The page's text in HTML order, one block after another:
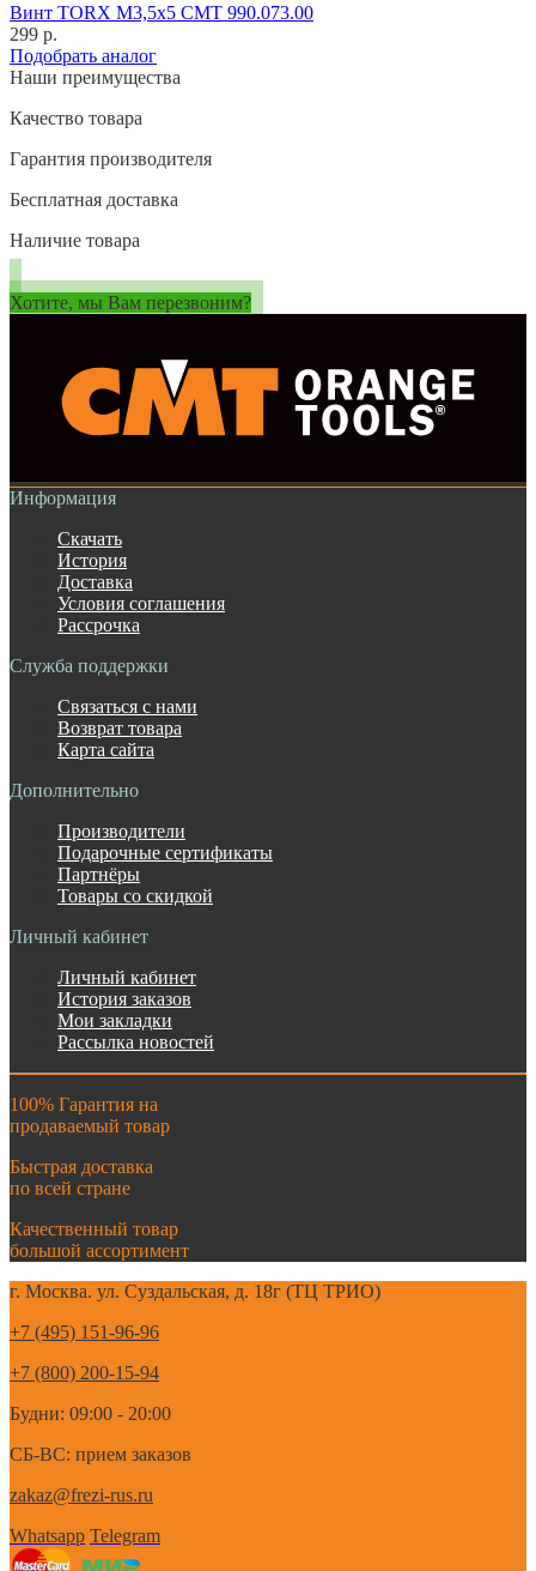
Винт TORX M3,5x5 CMT 990.073.00
299 р.
Подобрать аналог
Наши преимущества
Качество товара
Гарантия производителя
Бесплатная доставка
Наличие товара
Хотите, мы Вам перезвоним?
Информация
Скачать
История
Доставка
Условия соглашения
Рассрочка
Служба поддержки
Связаться с нами
Возврат товара
Карта сайта
Дополнительно
Производители
Подарочные сертификаты
Партнёры
Товары со скидкой
Личный кабинет
Личный кабинет
История заказов
Мои закладки
Рассылка новостей
100% Гарантия на
продаваемый товар
Быстрая доставка
по всей стране
Качественный товар
большой ассортимент
г. Москва. ул. Суздальская, д. 18г (ТЦ ТРИО)
+7 (495) 151-96-96
+7 (800) 200-15-94
Будни: 09:00 - 20:00
СБ-ВС: прием заказов
zakaz@frezi-rus.ru
Whatsapp Telegram